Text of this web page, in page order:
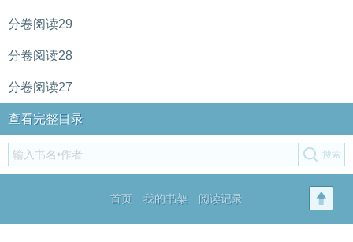
分卷阅读29
分卷阅读28
分卷阅读27
查看完整目录
首页 我的书架 阅读记录